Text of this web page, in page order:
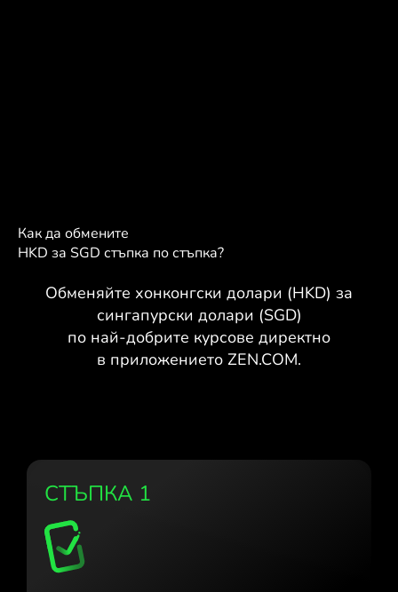
Как да обмените
HKD за SGD стъпка по стъпка?
Обменяйте хонконгски долари (HKD) за
сингапурски долари (SGD)
по най-добрите курсове директно
в приложението ZEN.COM.
СТЪПКА 1